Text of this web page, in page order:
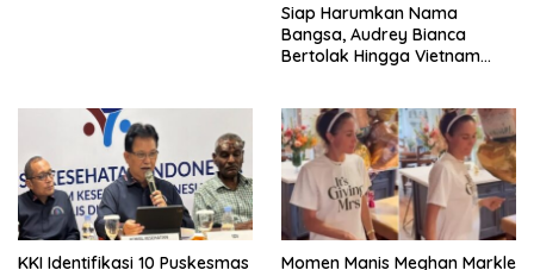
Siap Harumkan Nama
Bangsa, Audrey Bianca
Bertolak Hingga Vietnam
KKI Identifikasi 10 Puskesmas
Momen Manis Meghan Markle